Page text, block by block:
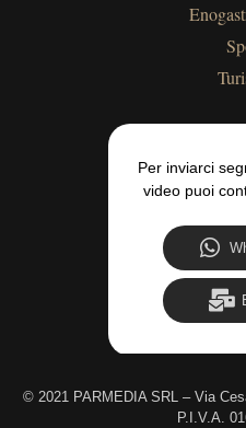
Per inviarci
video puoi
© 2021 PARMEDIA SRL – Via
P.I.V.A.